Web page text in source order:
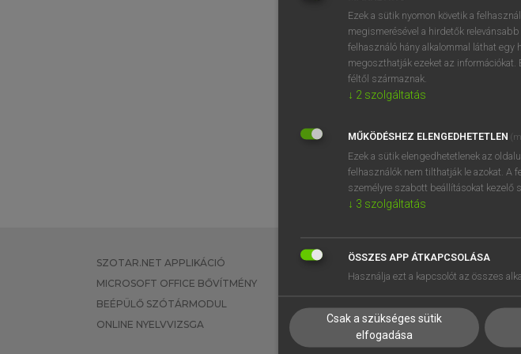
BELÉPÉS
SZOTAR.NET APPLIKÁCIÓ
MICROSOFT OFFICE BŐVÍTMÉNY
BEÉPÜLŐ SZÓTÁRMODUL
ONLINE NYELVVIZSGA
EGYÉNI FELHASZNÁLÓKNAK
TANULÓKNAK
VÁLLALATI MEGOLDÁSOK
SÚGÓ
RÓLUNK
SÜTI
Ezek a sütik nyomon követik a
megismerésével a hirdetők
felhasználó hány alkalommal láthat
megoszthatják ezeket az
féltől származnak.
↓ 2 szolgáltatás
MŰKÖDÉSHEZ ELENGEDHETETLEN
Ezek a sütik elengedhetetlenek az
felhasználók nem tilthatják le azokat. A
személyre szabott beállításokat kezelő
↓ 3 szolgáltatás
ÖSSZES APP ÁTKAPCSOLÁSA
Használja ezt a kapcsolót az összes
Csak a szükséges sütik
elfogadása